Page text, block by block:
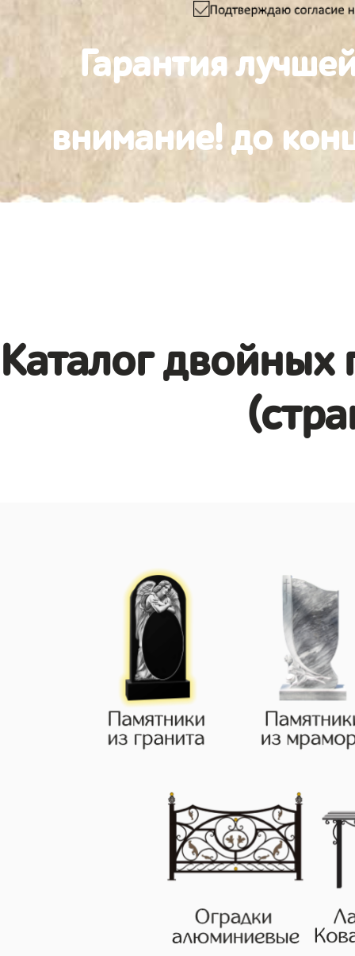
Гарантия
внимание! до
Каталог двойных